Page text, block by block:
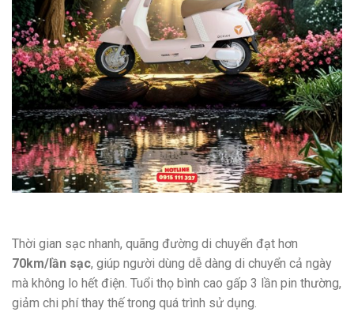
Thời gian sạc nhanh, quãng đường di chuyển đạt hơn
70km/lần sạc, giúp người dùng dễ dàng di chuyển cả ngày
mà không lo hết điện. Tuổi thọ bình cao gấp 3 lần pin thường,
giảm chi phí thay thế trong quá trình sử dụng.